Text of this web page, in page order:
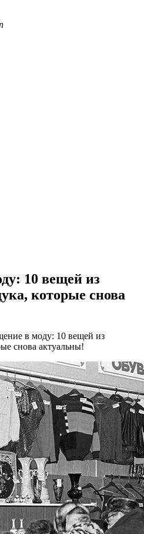
10 вещей из
которые снова
в моду: 10 вещей из
снова актуальны!